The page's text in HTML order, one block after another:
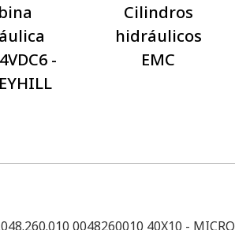
-
Cilindros
hidráulicos
EMC
0048260010 40X10 - MICRO